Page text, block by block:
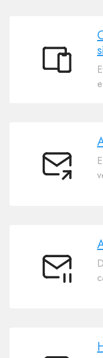
Cihazlar
Avtomatik
yönləndirmə
Avtomatik
cavab